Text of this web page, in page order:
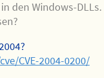
den Windows-DLLs.
CVE-2004-0200/